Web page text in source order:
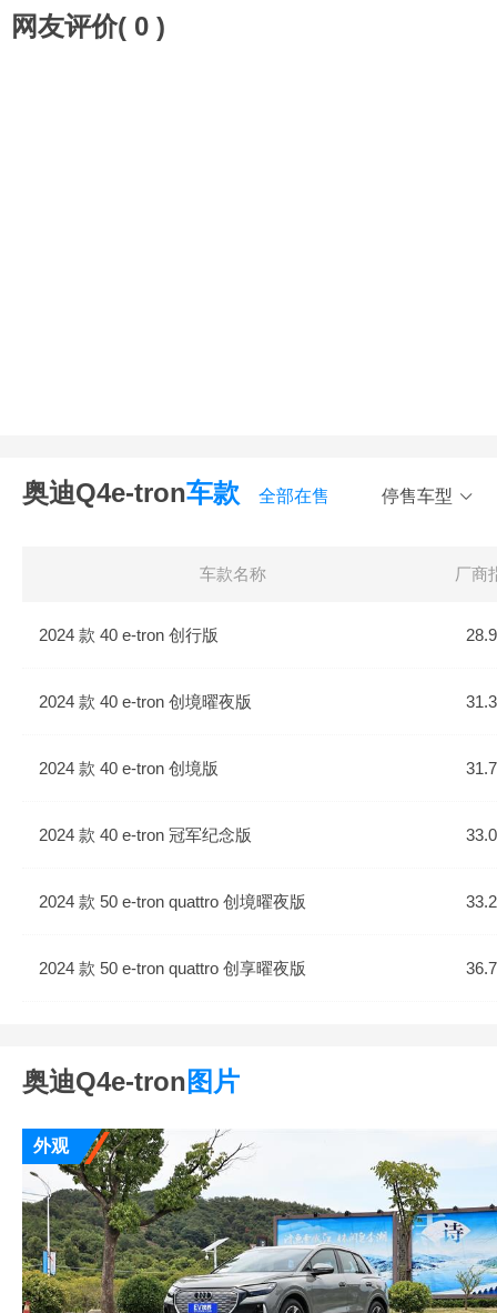
网友评价( 0 )
奥迪Q4e-tron车款 全部在售 停售车型
车款名称 厂商
2024 款 40 e-tron 创行版
2024 款 40 e-tron 创境曜夜版
2024 款 40 e-tron 创境版
2024 款 40 e-tron 冠军纪念版
2024 款 50 e-tron quattro 创境曜夜版
2024 款 50 e-tron quattro 创享曜夜版
奥迪Q4e-tron图片
外观